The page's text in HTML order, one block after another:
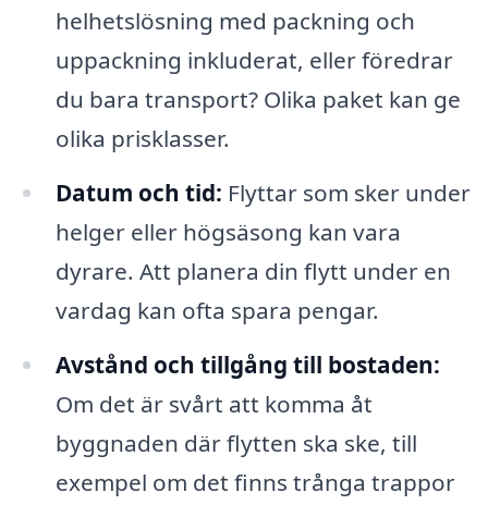
helhetslösning med packning och
uppackning inkluderat, eller föredrar
du bara transport? Olika paket kan ge
olika prisklasser.
Datum och tid: Flyttar som sker under
helger eller högsäsong kan vara
dyrare. Att planera din flytt under en
vardag kan ofta spara pengar.
Avstånd och tillgång till bostaden:
Om det är svårt att komma åt
byggnaden där flytten ska ske, till
exempel om det finns trånga trappor